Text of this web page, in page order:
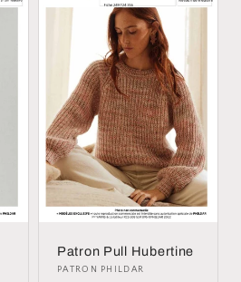
Patron Pull Hubertine
Distributeur :
PATRON PHILDAR